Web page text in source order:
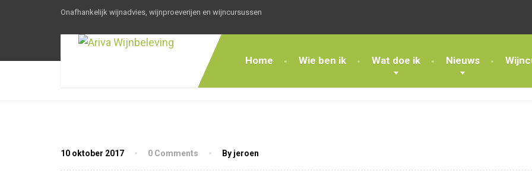
Onafhankelijk wijnadvies, wijnproeverijen en wijncursussen
Home Wie ben ik Wat doe ik Nieuws
10 oktober 2017 0 Comments By jeroen